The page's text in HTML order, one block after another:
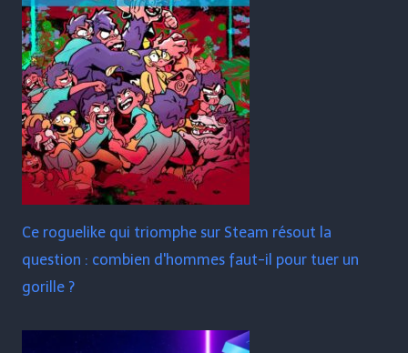
Ce roguelike qui triomphe sur Steam résout la
question : combien d'hommes faut-il pour tuer un
gorille ?